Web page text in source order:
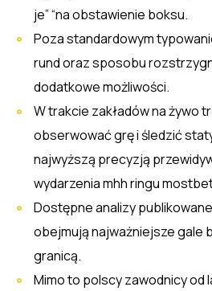
je” “na obstawienie boksu.
Poza standardowym
rund oraz sposobu
dodatkowe możliwości.
W trakcie zakładów na żywo
obserwować grę i śledzić
najwyższą precyzją
wydarzenia mhh ringu
Dostępne analizy
obejmują najważniejsze gale
granicą.
Mimo to polscy zawodnicy od